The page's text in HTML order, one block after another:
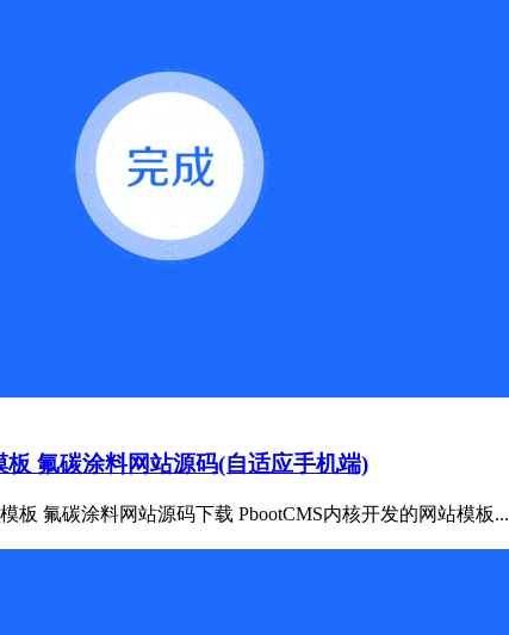
板 氟碳涂料网站源码(自适应手机端)
板 氟碳涂料网站源码下载 PbootCMS内核开发的网站模板...